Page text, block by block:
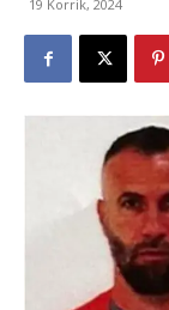
19 Korrik, 2024